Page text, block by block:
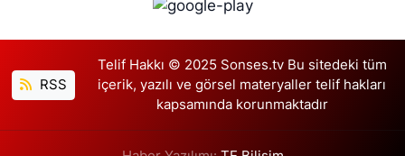
RSS
Telif Hakkı © 2025 Sonses.tv Bu sitedeki tüm
içerik, yazılı ve görsel materyaller telif hakları
kapsamında korunmaktadır